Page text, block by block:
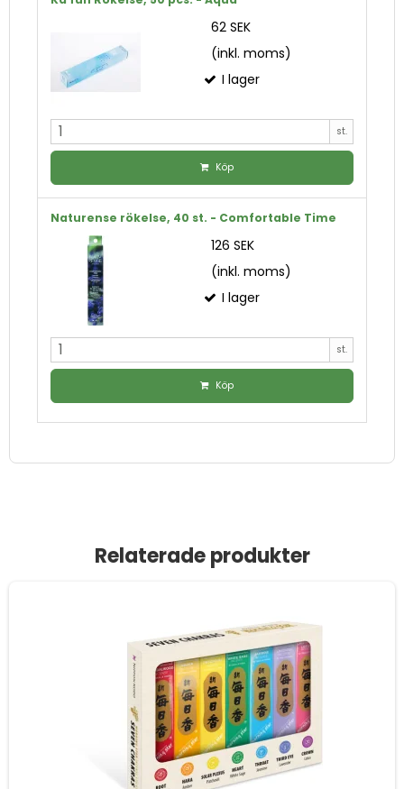
62 SEK
(inkl. moms)
I lager
st.
Köp
Naturense rökelse, 40 st. - Comfortable Time
126 SEK
(inkl. moms)
I lager
st.
Köp
Relaterade produkter